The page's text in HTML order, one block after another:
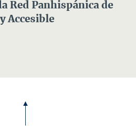
Red Panhispánica de
Accesible